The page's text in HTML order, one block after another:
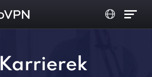
Karrierek